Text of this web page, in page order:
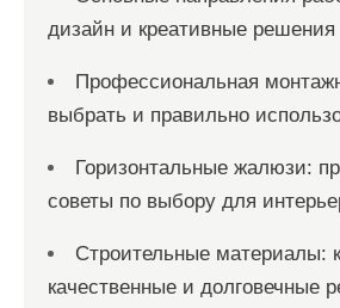
дизайн и креативные решения
Профессиональная
выбрать и правильно
Горизонтальные жалюзи:
советы по выбору для
Строительные материалы:
качественные и долговечные